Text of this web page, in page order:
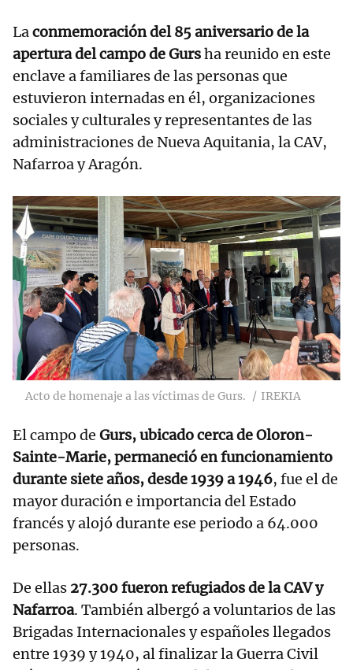
Laconmemoración del 85 aniversario de la
apertura del campo de Gursha reunido en este
enclave a familiares de las personas que
estuvieron internadas en él, organizaciones
sociales y culturales y representantes de las
administraciones de Nueva Aquitania, la CAV,
Nafarroa y Aragón.
Acto de homenaje a las víctimas de Gurs. IREKIA
El campo de Gurs, ubicado cerca de Oloron-
Sainte-Marie, permaneció en funcionamiento
durante siete años, desde 1939 a 1946, fue el de
mayor duración e importancia del Estado
francés y alojó durante ese periodo a 64.000
personas.
De ellas 27.300 fueron refugiados de la CAV y
Nafarroa. También albergó a voluntarios de las
Brigadas Internacionales y españoles llegados
entre 1939 y 1940, al finalizar la Guerra Civil